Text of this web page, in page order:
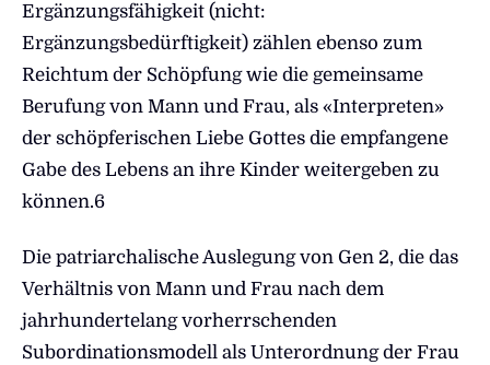
Ergänzungsfähigkeit (nicht:
Ergänzungsbedürftigkeit) zählen ebenso zum
Reichtum der Schöpfung wie die gemeinsame
Berufung von Mann und Frau, als «Interpreten»
der schöpferischen Liebe Gottes die empfangene
Gabe des Lebens an ihre Kinder weitergeben zu
können.6
Die patriarchalische Auslegung von Gen 2, die das
Verhältnis von Mann und Frau nach dem
jahrhundertelang vorherrschenden
Subordinationsmodell als Unterordnung der Frau